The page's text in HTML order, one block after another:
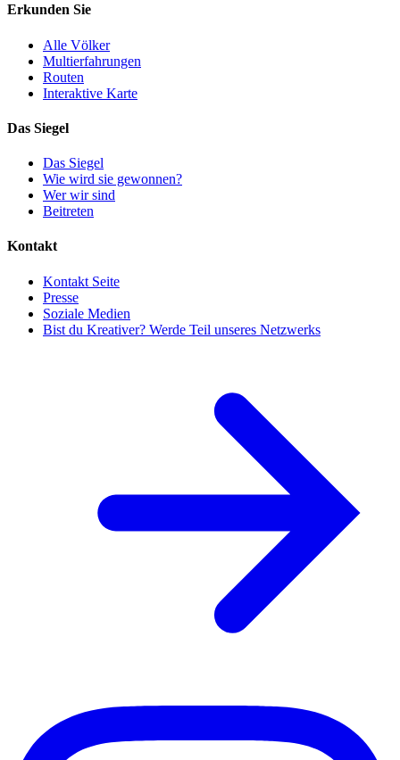
Erkunden Sie
Alle Völker
Multierfahrungen
Routen
Interaktive Karte
Das Siegel
Das Siegel
Wie wird sie gewonnen?
Wer wir sind
Beitreten
Kontakt
Kontakt Seite
Presse
Soziale Medien
Bist du Kreativer? Werde Teil unseres Netzwerks